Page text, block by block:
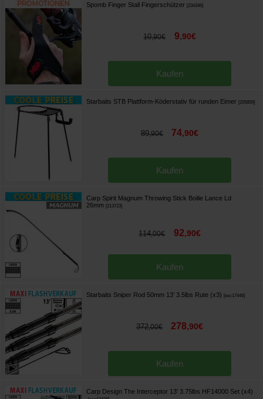
Spomb Finger Stall Fingerschützer 234346]
10,90€ 9,90€
Kaufen
Starbaits STB Plattform-Köderstativ für runden Eimer 205859]
89,90€ 74,90€
Kaufen
Carp Spirit Magnum Throwing Stick Boilie Lance Ld
26mm
213723]
114,00€ 92,90€
Kaufen
Starbaits Sniper Rod 50mm 13' 3.5lbs Rute (x3) [esc17446]
372,00€ 278,90€
Kaufen
Carp Design The Interceptor 13' 3.75lbs HF14000 Set (x4)